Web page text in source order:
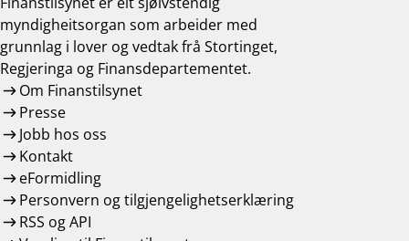
myndigheitsorgan som arbeider med
grunnlag i lover og vedtak frå Stortinget,
Regjeringa og Finansdepartementet.
Om Finanstilsynet
Presse
Jobb hos oss
Kontakt
eFormidling
Personvern og tilgjengelighetserklæring
RSS og API